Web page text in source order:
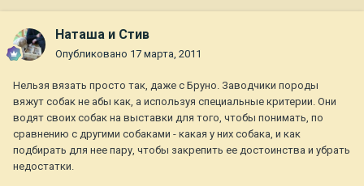
Наташа и Стив
Опубликовано 17 марта, 2011
Нельзя вязать просто так, даже с Бруно. Заводчики породы
вяжут собак не абы как, а используя специальные критерии. Они
водят своих собак на выставки для того, чтобы понимать, по
сравнению с другими собаками - какая у них собака, и как
подбирать для нее пару, чтобы закрепить ее достоинства и убрать
недостатки.